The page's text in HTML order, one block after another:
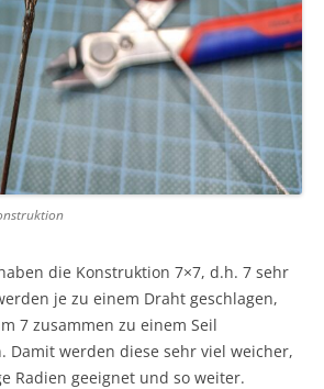
die Konstruktion 7×7, d.h. 7 sehr
je zu einem Draht geschlagen,
7 zusammen zu einem Seil
Damit werden diese sehr viel weicher,
Radien geeignet und so weiter.